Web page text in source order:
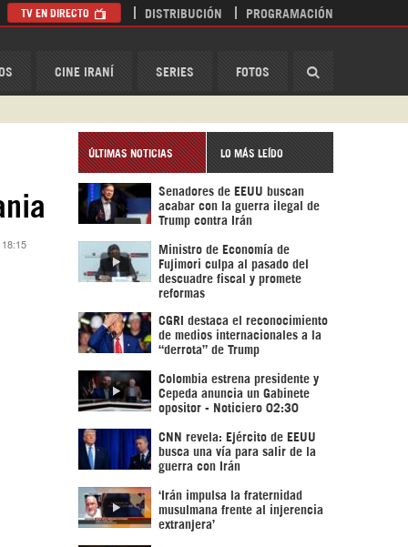
CINE IRANÍ SERIES FOTOS
TV EN DIRECTO DISTRIBUCIÓN PROGRAMACIÓN
ÚLTIMAS NOTICIAS LO MÁS LEÍDO
Senadores de EEUU buscan
acabar con la guerra ilegal de
Trump contra Irán
Ministro de Economía de
Fujimori culpa al pasado del
descuadre fiscal y promete
reformas
CGRI destaca el reconocimiento
de medios internacionales a la
“derrota” de Trump
Colombia estrena presidente y
Cepeda anuncia un Gabinete
opositor - Noticiero 02:30
CNN revela: Ejército de EEUU
busca una vía para salir de la
guerra con Irán
‘Irán impulsa la fraternidad
musulmana frente al injerencia
extranjera’